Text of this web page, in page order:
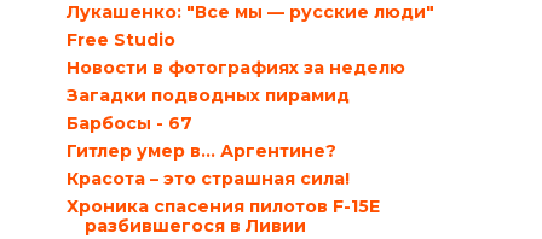
Лукашенко: "Все мы — русские люди"
Free Studio
Новости в фотографиях за неделю
Загадки подводных пирамид
Барбосы - 67
Гитлер умер в… Аргентине?
Красота – это страшная сила!
Хроника спасения пилотов F-15E
разбившегося в Ливии